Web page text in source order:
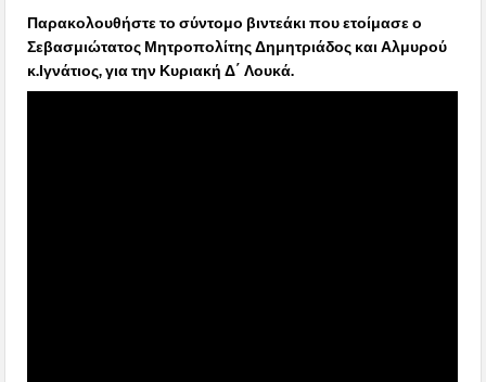
Παρακολουθήστε το σύντομο βιντεάκι που ετοίμασε ο
Σεβασμιώτατος Μητροπολίτης Δημητριάδος και Αλμυρού
κ.Ιγνάτιος, για την Κυριακή Δ΄ Λουκά.